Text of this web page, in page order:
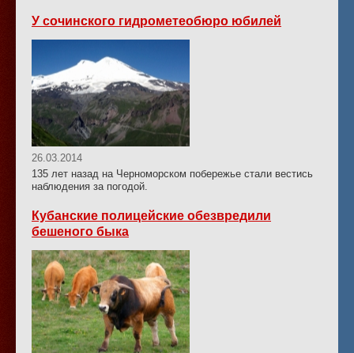
У сочинского гидрометеобюро юбилей
26.03.2014
135 лет назад на Черноморском побережье стали вестись
наблюдения за погодой.
Кубанские полицейские обезвредили
бешеного быка